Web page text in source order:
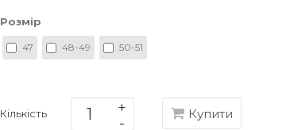
Розмір
47 48-49 50-51
Кількість Купити